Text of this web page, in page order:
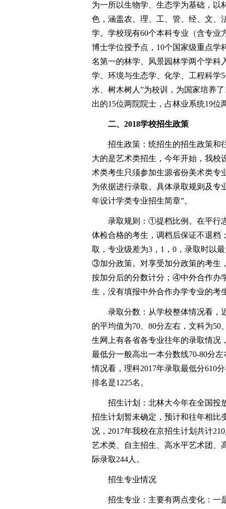
为一所以生物学、生态学为基础，以
色，涵盖农、理、工、管、经、文、
学。学校现有60个本科专业（含专业
博士学位授予点，10个国家级重点学
名第一的林学、风景园林学两个学科
学、环境与生态学、化学、工程科学
水、树木树人”为校训，为国家培养
出的15位两院院士，占林业系统19位
二、2018学校招生政策
招生政策：统招生的招生政策和
大的是艺术类招生，今年开始，我校
术类考生只须参加生源省份美术类专
为依据进行录取。具体录取规则及专
年设计学类专业招生简章”。
录取规则：①提档比例。在平行志
体检合格的考生，调档后保证不退
取，专业级差为3，1，0，录取时以
③加分政策。对享受加分政策的考生
按加分后的分数计分；④中外合作办
生，没有填报中外合作办学专业的考
录取分数：从学校整体情况看，
的平均值为70、80分左右，文科为
生网上有各省各专业往年的录取情况
最低分一般高出一本分数线70-80分
情况看，理科2017年录取最低分610
排名是1225名。
招生计划：北林大今年在全国投放
招生计划暂未确定，预计和往年相比
况，2017年我校在京招生计划共计
艺术类、自主招生、高水平艺术团、
际录取244人。
招生专业情况
招生专业：主要有两点变化：一